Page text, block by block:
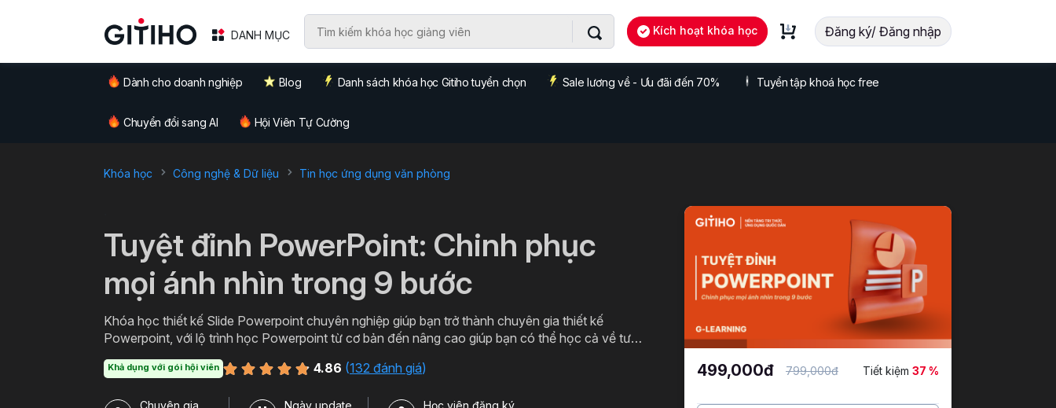
DANH MỤC Kích hoạt khóa học Đăng ký/ Đăng nhập
Dành cho doanh nghiệp Blog Danh sách khóa học Gitiho tuyển chọn Sale lương về - Ưu đãi đến 70% Tuyển tập khoá học free
Chuyển đổi sang AI Hội Viên Tự Cường
Khóa học Công nghệ & Dữ liệu Tin học ứng dụng văn phòng
Tuyệt đỉnh PowerPoint: Chinh phục
mọi ánh nhìn trong 9 bước
Khóa học thiết kế Slide Powerpoint chuyên nghiệp giúp bạn trở thành chuyên gia thiết kế
Powerpoint, với lộ trình học Powerpoint từ cơ bản đến nâng cao giúp bạn có thể học cả về tư
ở nhiều chủ đề và lĩnh vực khác nhau.
Khả dụng với gói hội viên 4.86 (132 đánh giá) 499,000đ 799,000đ Tiết kiệm 37 %